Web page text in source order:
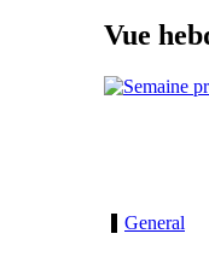
Vue
General